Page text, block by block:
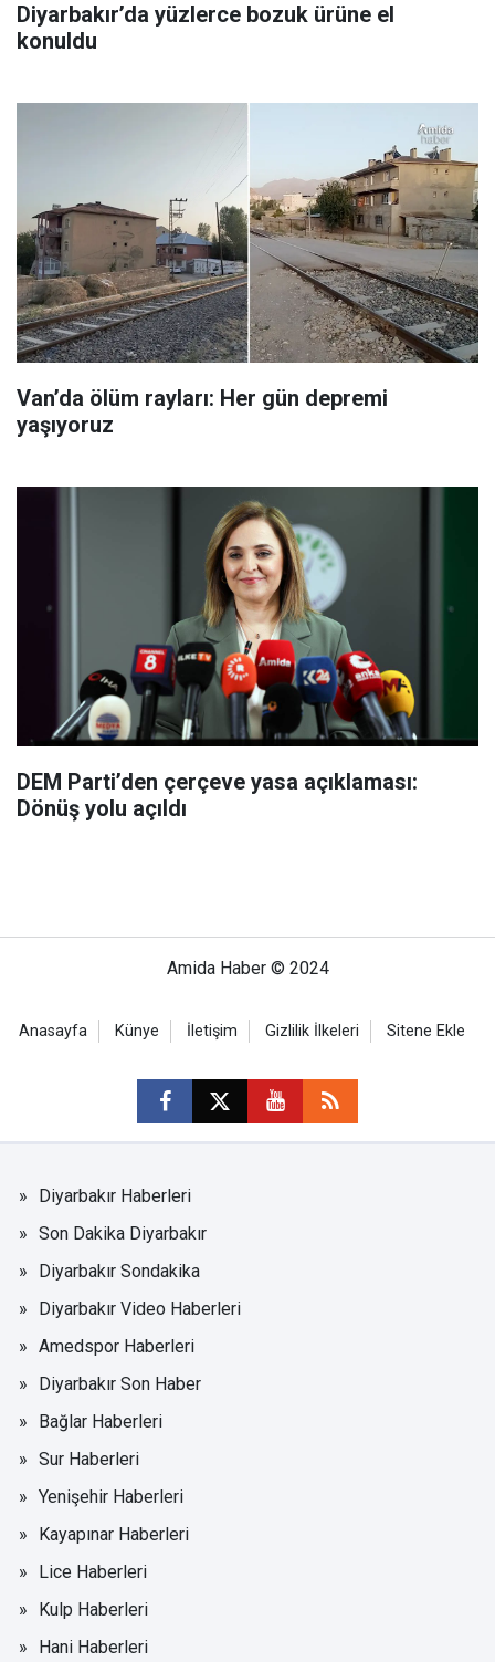
Diyarbakır’da yüzlerce bozuk ürüne el
konuldu
Van’da ölüm rayları: Her gün depremi
yaşıyoruz
DEM Parti’den çerçeve yasa açıklaması:
Dönüş yolu açıldı
Amida Haber © 2024
Anasayfa Künye İletişim Gizlilik İlkeleri Sitene Ekle
Diyarbakır Haberleri
Son Dakika Diyarbakır
Diyarbakır Sondakika
Diyarbakır Video Haberleri
Amedspor Haberleri
Diyarbakır Son Haber
Bağlar Haberleri
Sur Haberleri
Yenişehir Haberleri
Kayapınar Haberleri
Lice Haberleri
Kulp Haberleri
Hani Haberleri